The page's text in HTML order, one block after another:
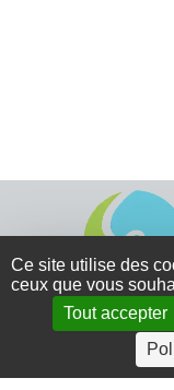
4 rue Crec’h-
22810 Belle
Ce site utilise des
ceux que vous
Tout accepter